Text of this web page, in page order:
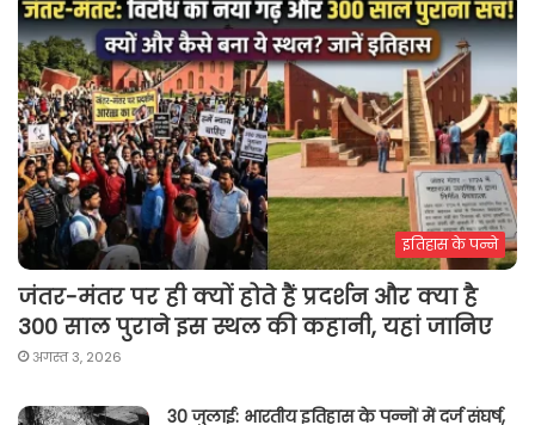
इतिहास के पन्ने
जंतर-मंतर पर ही क्यों होते हैं प्रदर्शन और क्या है
300 साल पुराने इस स्थल की कहानी, यहां जानिए
अगस्त 3, 2026
30 जुलाई: भारतीय इतिहास के पन्नों में दर्ज संघर्ष,